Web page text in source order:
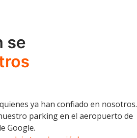
se
ya han confiado en nosotros.
parking en el aeropuerto de
Google.